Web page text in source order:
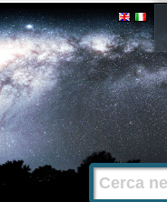
Cerca nel